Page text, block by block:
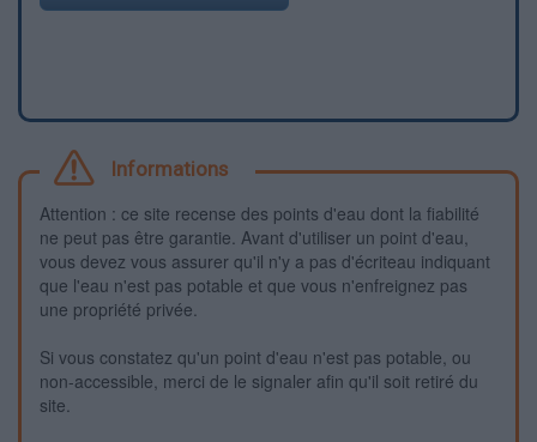
Informations
Attention : ce site recense des points d'eau dont la fiabilité
ne peut pas être garantie. Avant d'utiliser un point d'eau,
vous devez vous assurer qu'il n'y a pas d'écriteau indiquant
que l'eau n'est pas potable et que vous n'enfreignez pas
une propriété privée.
Si vous constatez qu'un point d'eau n'est pas potable, ou
non-accessible, merci de le signaler afin qu'il soit retiré du
site.